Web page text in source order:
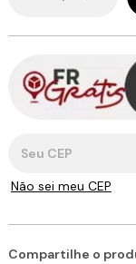
Não sei meu CEP
Compartilhe o